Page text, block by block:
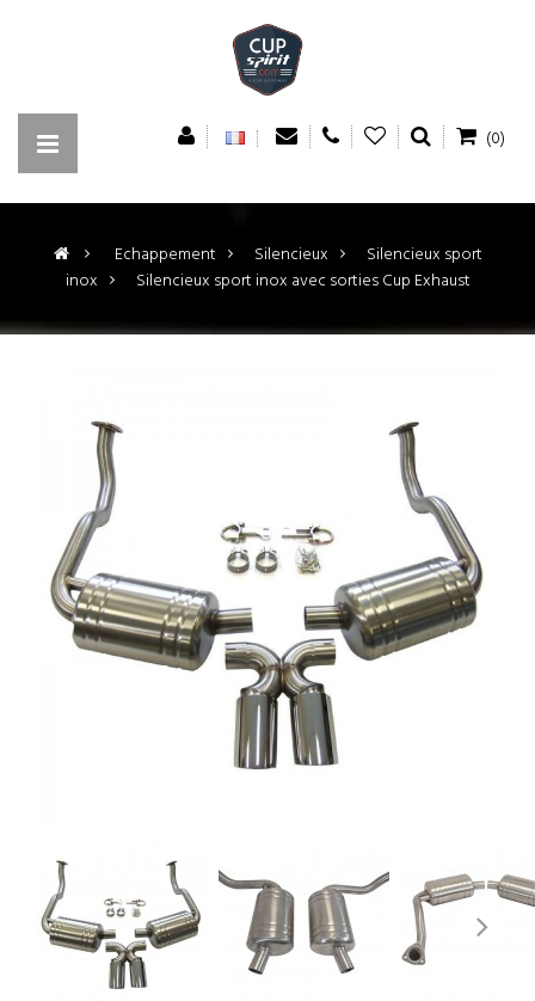
(0)
> Echappement > Silencieux >
Silencieux sport
inox > Silencieux sport inox avec sorties Cup Exhaust